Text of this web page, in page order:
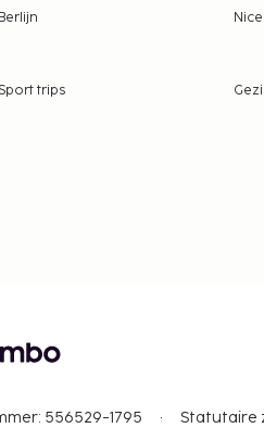
Berlijn
Nice
Sport trips
556529-1795 Statutaire